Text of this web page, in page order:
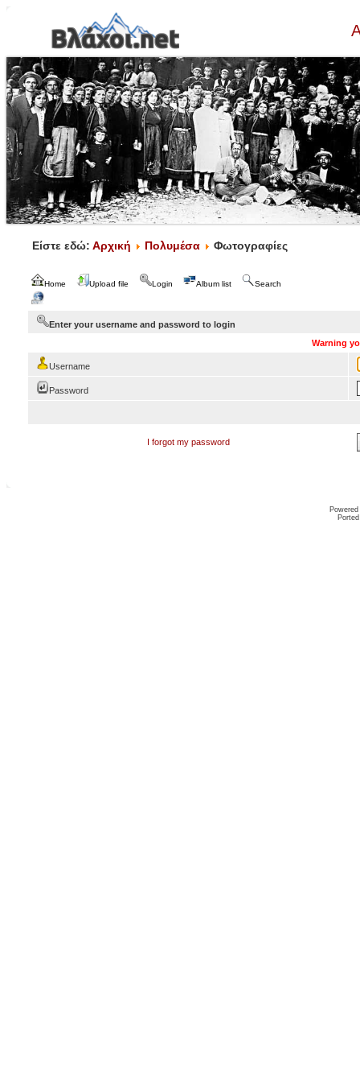
Είστε εδώ: Αρχική Πολυμέσα Φωτογραφίες
Home Upload file Login Album list Search
Enter your username and password to login
Warning
Username
Password
I forgot my password